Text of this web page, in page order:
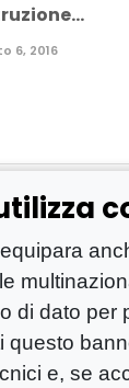
di dato per
questo
e, se
6, 2016